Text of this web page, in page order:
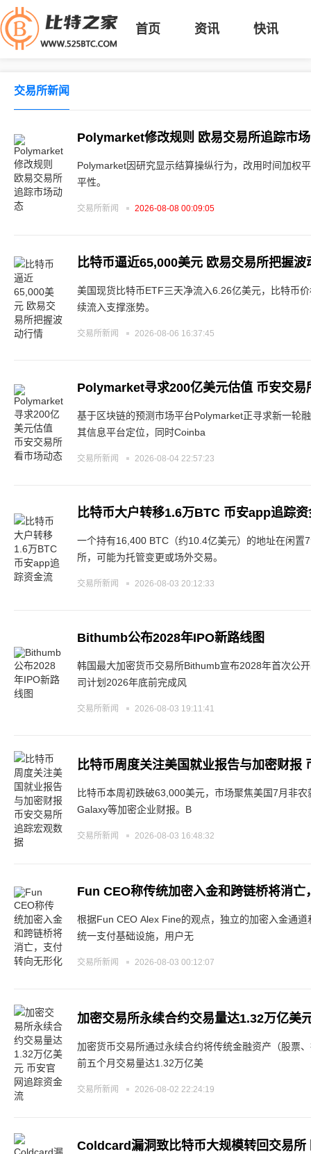
首页 资讯 快讯
交易所新闻
Polymarket修改规则 欧易交易所追踪市
Polymarket因研究显示结算操纵行为，改用时间加权
平性。
交易所新闻 2026-08-08 00:09:05
比特币逼近65,000美元 欧易交易所把握波
美国现货比特币ETF三天净流入6.26亿美元，比特币
续流入支撑涨势。
交易所新闻 2026-08-06 16:37:45
Polymarket寻求200亿美元估值 币安交易
基于区块链的预测市场平台Polymarket正寻求新一轮
其信息平台定位，同时Coinba
交易所新闻 2026-08-04 22:57:23
比特币大户转移1.6万BTC 币安app追踪资
一个持有16,400 BTC（约10.4亿美元）的地址在闲置
所，可能为托管变更或场外交易。
交易所新闻 2026-08-03 20:12:33
Bithumb公布2028年IPO新路线图
韩国最大加密货币交易所Bithumb宣布2028年首次公
司计划2026年底前完成风
交易所新闻 2026-08-03 19:11:41
比特币周度关注美国就业报告与加密财报
比特币本周初跌破63,000美元，市场聚焦美国7月非
Galaxy等加密企业财报。B
交易所新闻 2026-08-03 16:48:32
Fun CEO称传统加密入金和跨链桥将消亡
根据Fun CEO Alex Fine的观点，独立的加密入金通
统一支付基础设施，用户无
交易所新闻 2026-08-03 00:12:07
加密交易所永续合约交易量达1.32万亿美
加密货币交易所通过永续合约将传统金融资产（股票
前五个月交易量达1.32万亿美
交易所新闻 2026-08-02 22:24:19
Coldcard漏洞致比特币大规模转回交易所